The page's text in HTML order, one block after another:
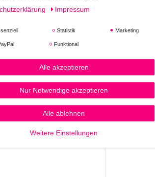
Impressum
Statistik Marketing
Funktional
Alle akzeptieren
Nur Notwendige akzeptieren
Alle ablehnen
Weitere Einstellungen